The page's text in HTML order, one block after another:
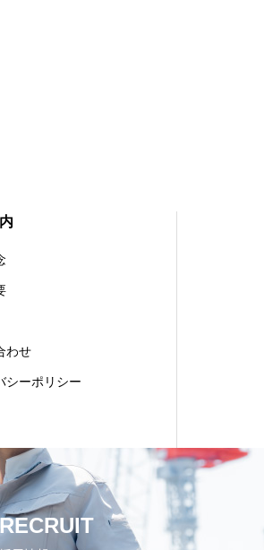
わせ
シーポリシー
RECRUIT